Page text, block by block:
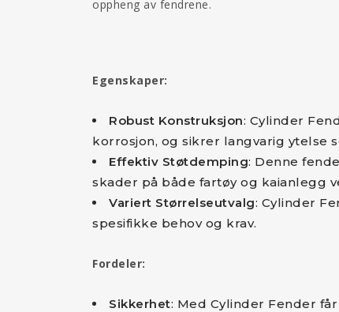
oppheng av fendrene.
Egenskaper:
Robust Konstruksjon: Cylinder
korrosjon, og sikrer langvarig ytelse
Effektiv Støtdemping: Denne
skader på både fartøy og kaianlegg
Variert Størrelseutvalg: Cylinder
spesifikke behov og krav.
Fordeler:
Sikkerhet: Med Cylinder Fender